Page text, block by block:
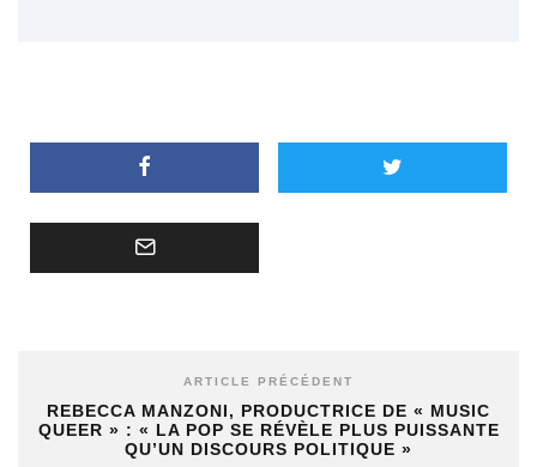
ARTICLE PRÉCÉDENT
REBECCA MANZONI, PRODUCTRICE DE « MUSIC
QUEER » : « LA POP SE RÉVÈLE PLUS PUISSANTE
QU’UN DISCOURS POLITIQUE »